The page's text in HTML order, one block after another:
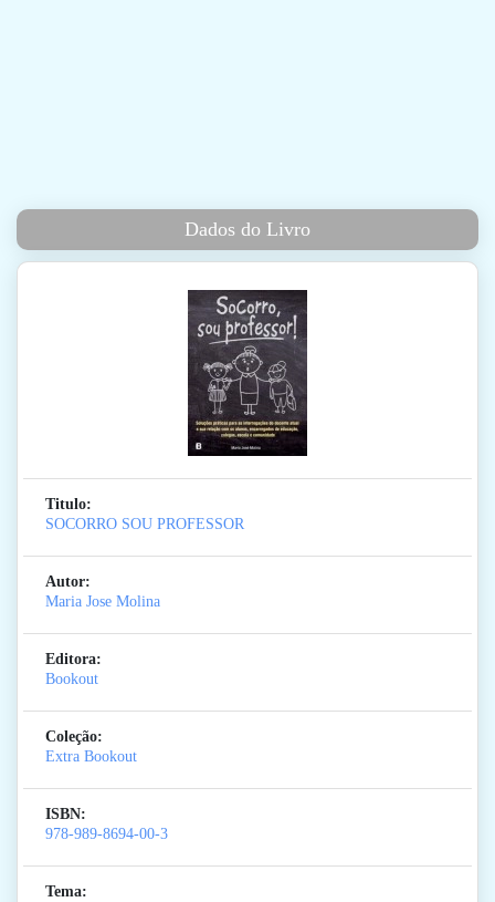
Dados do Livro
Titulo:
SOCORRO SOU PROFESSOR
Autor:
Maria Jose Molina
Editora:
Bookout
Coleção:
Extra Bookout
ISBN:
978-989-8694-00-3
Tema: